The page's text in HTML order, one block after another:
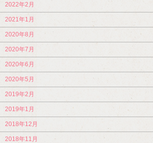
2022年2月
2021年1月
2020年8月
2020年7月
2020年6月
2020年5月
2019年2月
2019年1月
2018年12月
2018年11月